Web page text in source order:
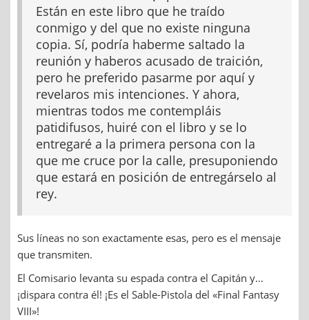
Están en este libro que he traído
conmigo y del que no existe ninguna
copia. Sí, podría haberme saltado la
reunión y haberos acusado de traición,
pero he preferido pasarme por aquí y
revelaros mis intenciones. Y ahora,
mientras todos me contempláis
patidifusos, huiré con el libro y se lo
entregaré a la primera persona con la
que me cruce por la calle, presuponiendo
que estará en posición de entregárselo al
rey.
Sus líneas no son exactamente esas, pero es el mensaje
que transmiten.
El Comisario levanta su espada contra el Capitán y…
¡dispara contra él! ¡Es el Sable-Pistola del «Final Fantasy
VIII»!